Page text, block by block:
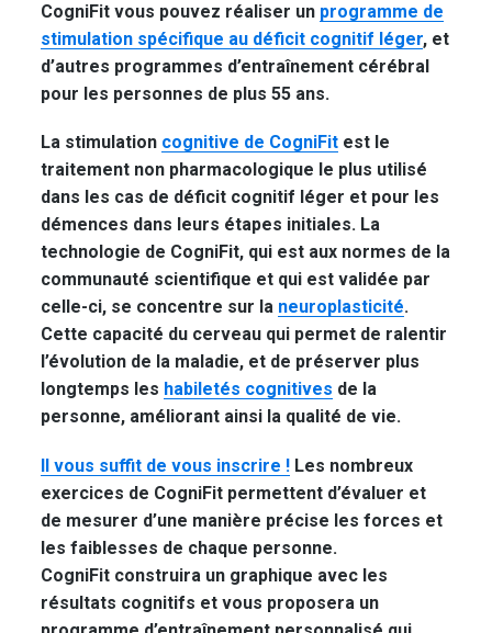
CogniFit vous pouvez réaliser un programme de
stimulation spécifique au déficit cognitif léger, et
d’autres programmes d’entraînement cérébral
pour les personnes de plus 55 ans.
La stimulation cognitive de CogniFit est le
traitement non pharmacologique le plus utilisé
dans les cas de déficit cognitif léger et pour les
démences dans leurs étapes initiales. La
technologie de CogniFit, qui est aux normes de la
communauté scientifique et qui est validée par
celle-ci, se concentre sur la neuroplasticité.
Cette capacité du cerveau qui permet de ralentir
l’évolution de la maladie, et de préserver plus
longtemps les habiletés cognitives de la
personne, améliorant ainsi la qualité de vie.
Il vous suffit de vous inscrire ! Les nombreux
exercices de CogniFit permettent d’évaluer et
de mesurer d’une manière précise les forces et
les faiblesses de chaque personne.
CogniFit construira un graphique avec les
résultats cognitifs et vous proposera un